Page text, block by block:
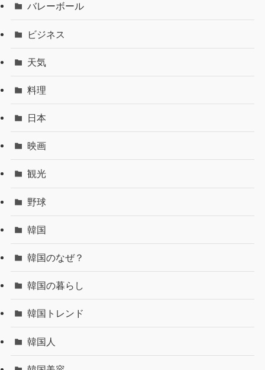
バレーボール
ビジネス
天気
料理
日本
映画
観光
野球
韓国
韓国のなぜ？
韓国の暮らし
韓国トレンド
韓国人